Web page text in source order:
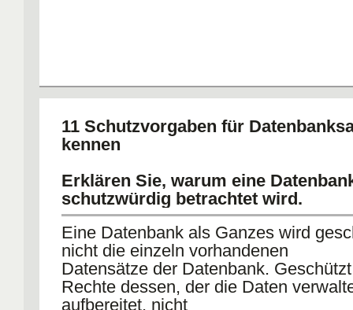
11 Schutzvorgaben für
kennen
Erklären Sie, warum eine
schutzwürdig betrachtet wird.
Eine Datenbank als Ganzes wird
nicht die einzeln vorhandenen
Datensätze der Datenbank.
Rechte dessen, der die Daten
aufbereitet, nicht